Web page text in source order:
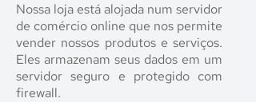
Nossa loja está alojada num servidor
de comércio online que nos permite
vender nossos produtos e serviços.
Eles armazenam seus dados em um
servidor seguro e protegido com
firewall.